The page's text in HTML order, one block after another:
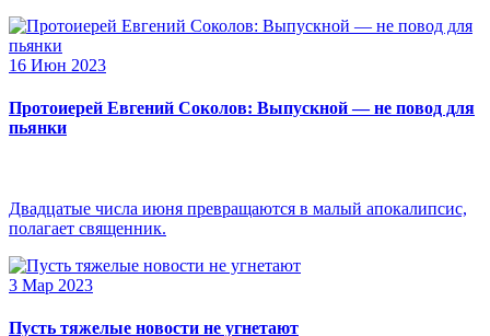
16 Июн 2023
Протоиерей Евгений Соколов: Выпускной — не повод для
пьянки
Двадцатые числа июня превращаются в малый апокалипсис,
полагает священник.
3 Мар 2023
Пусть тяжелые новости не угнетают